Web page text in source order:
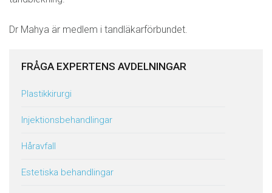
Dr Mahya är medlem i tandläkarförbundet.
FRÅGA EXPERTENS AVDELNINGAR
Plastikkirurgi
Injektionsbehandlingar
Håravfall
Estetiska behandlingar